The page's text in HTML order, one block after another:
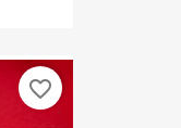
favorite_border